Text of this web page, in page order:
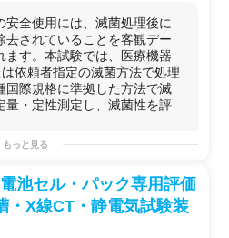
3】既販医療機器の再処理プロト
ル変更時の同等性評価データ取得
4】ウォッシャーディスインフェ
ター（WD）等の消毒装置の性能
価データ取得
5】海外市場展開を見据えたAAMI
ISO／EN／ASTM規格適合データ
3】依頼者指定の洗浄方法（独自
ロトコル）による評価
4】残留タンパク質量・残留有機
量の定量による洗浄性評価
5】関連試験：医療機器の消毒評
試験（AAMI TIR12／ISO 15883
EN規格／ASTM規格等準拠）、
JIS等準拠）
1】再利用可能な医療機器（手術
具・内視鏡・カテーテル等）の薬
申請に向けた洗浄性能エビデンス
2】滅菌後の残存微生物につい
、定量測定と定性測定の両方に対
。リスクレベルや評価目的に応じ
手法を選択できる
3】各種国際規格に準拠した試験
計に対応。準拠規格の特定や条件
計についても要望ベースで相談可
4】試験方法の要望対応・試験計
5】関連する医療機器の洗浄評価
験・消毒評価試験との組合せ実施
安全使用には、滅菌処理後に
去されていることを客観デー
ます。本試験では、医療機器
依頼者指定の滅菌方法で処理
国際規格に準拠した方法で滅
量・定性測定し、滅菌性を評
もっと見る
池セル・パック専用評価
X線CT・静電気試験装